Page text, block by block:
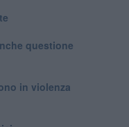
questione
in violenza